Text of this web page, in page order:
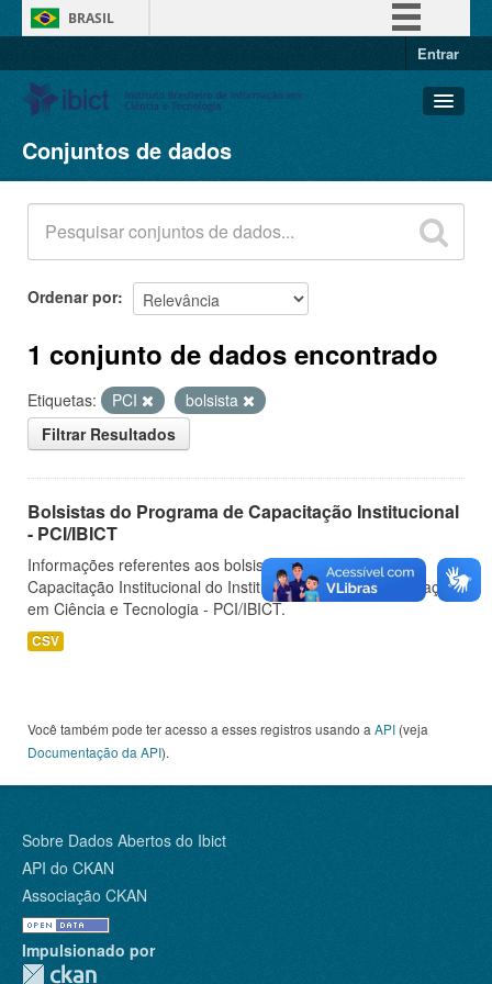
BRASIL
Entrar
Conjuntos de dados
Organizações
Grupos
Sobre
Conjuntos de dados
Ordenar por
1 conjunto de dados encontrado
Etiquetas: PCI
bolsista
Filtrar Resultados
Bolsistas do Programa de Capacitação Institucional
- PCI/IBICT
Informações referentes aos bolsistas do Programa de
Capacitação Institucional do Instituto Brasileiro de Informação
em Ciência e Tecnologia - PCI/IBICT.
CSV
Você também pode ter acesso a esses registros usando a API (veja
Documentação da API).
Sobre Dados Abertos do Ibict
API do CKAN
Associação CKAN
Impulsionado por